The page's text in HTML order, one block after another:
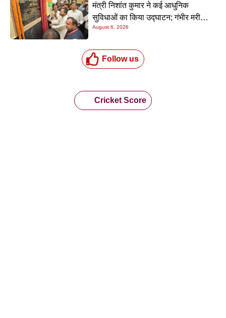
मंत्री निशांत कुमार ने कई आधुनिक
सुविधाओं का किया उद्घाटन; गंभीर मरीजों
के इलाज में आएगा बड़ा सुधार
August 6, 2026
Follow us
Cricket Score